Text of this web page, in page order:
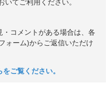
いてご利用ください。
コメントがある場合は、各
ォーム)からご返信いただけ
ご覧ください。